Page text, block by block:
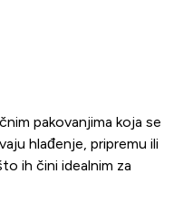
pakovanjima koja se
hlađenje, pripremu ili
ih čini idealnim za